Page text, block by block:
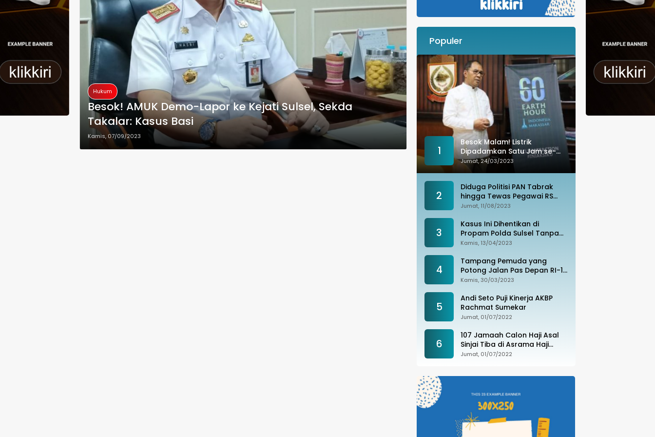
Hukum
Besok! AMUK Demo-Lapor ke Kejati Sulsel, Sekda
Takalar: Kasus Basi
Kamis, 07/09/2023
Populer
1
Besok Malam! Listrik
Dipadamkan Satu Jam se-
Kota Makassar: Merespons
Perubahan Iklim
Jumat, 24/03/2023
2
Diduga Politisi PAN Tabrak
hingga Tewas Pegawai RS
Wahidin, Istri Korban: Kami
Jumat, 11/08/2023
3
Kasus Ini Dihentikan di
Propam Polda Sulsel Tanpa
Kejelasan, Ada Apa?
Kamis, 13/04/2023
4
Tampang Pemuda yang
Potong Jalan Pas Depan RI-1
di Makassar Ditangkap,
Kamis, 30/03/2023
5
Andi Seto Puji Kinerja AKBP
Rachmat Sumekar
Jumat, 01/07/2022
6
107 Jamaah Calon Haji Asal
Sinjai Tiba di Asrama Haji
Sudiang
Jumat, 01/07/2022